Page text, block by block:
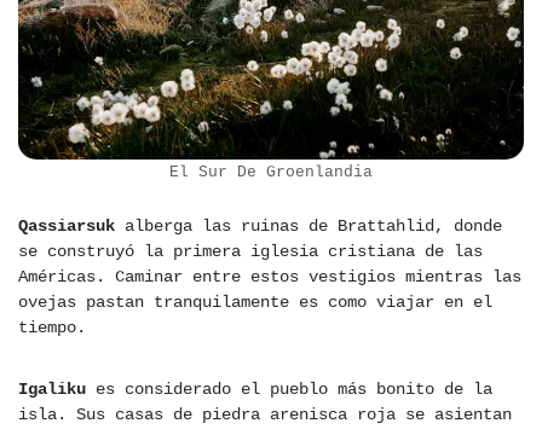
El Sur De Groenlandia
Qassiarsuk alberga las ruinas de Brattahlid, donde
se construyó la primera iglesia cristiana de las
Américas. Caminar entre estos vestigios mientras las
ovejas pastan tranquilamente es como viajar en el
tiempo.
Igaliku es considerado el pueblo más bonito de la
isla. Sus casas de piedra arenisca roja se asientan